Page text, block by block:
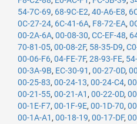
54-7C-69, 68-9C-E2, 40-A6-E8,
0C-27-24, 6C-41-6A, F8-72-EA,
00-2A-6A, 00-08-30, CC-EF-48,
70-81-05, 00-08-2F, 58-35-D9,
00-06-F6, 04-FE-7F, 28-93-FE,
00-3A-9B, EC-30-91 , 00-27-0D,
00-25-83, 00-24-13, 00-24-C4,
00-21-55, 00-21-A1 , 00-22-0D,
00-1E-F7, 00-1F-9E, 00-1D-70,
00-1A-A1 , 00-18-19, 00-17-DF,